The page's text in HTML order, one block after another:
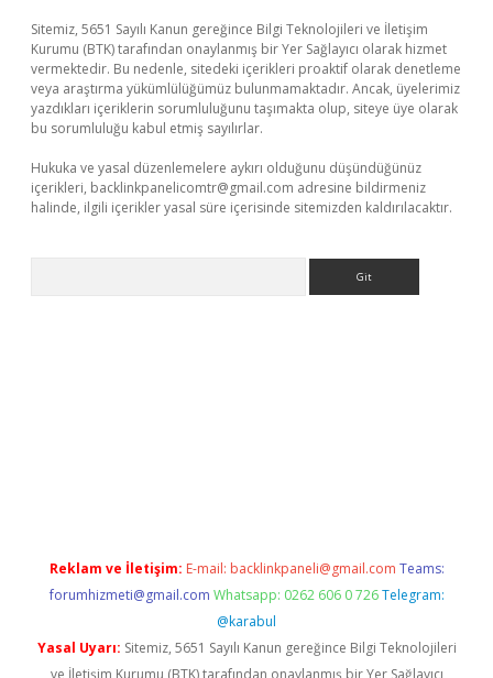
Sitemiz, 5651 Sayılı Kanun gereğince Bilgi Teknolojileri ve İletişim
Kurumu (BTK) tarafından onaylanmış bir Yer Sağlayıcı olarak hizmet
vermektedir. Bu nedenle, sitedeki içerikleri proaktif olarak denetleme
veya araştırma yükümlülüğümüz bulunmamaktadır. Ancak, üyelerimiz
yazdıkları içeriklerin sorumluluğunu taşımakta olup, siteye üye olarak
bu sorumluluğu kabul etmiş sayılırlar.
Hukuka ve yasal düzenlemelere aykırı olduğunu düşündüğünüz
içerikleri, backlinkpanelicomtr@gmail.com adresine bildirmeniz
halinde, ilgili içerikler yasal süre içerisinde sitemizden kaldırılacaktır.
Reklam ve İletişim: E-mail: backlinkpaneli@gmail.com Teams:
forumhizmeti@gmail.com Whatsapp: 0262 606 0 726 Telegram:
@karabul
Yasal Uyarı: Sitemiz, 5651 Sayılı Kanun gereğince Bilgi Teknolojileri
ve İletişim Kurumu (BTK) tarafından onaylanmış bir Yer Sağlayıcı